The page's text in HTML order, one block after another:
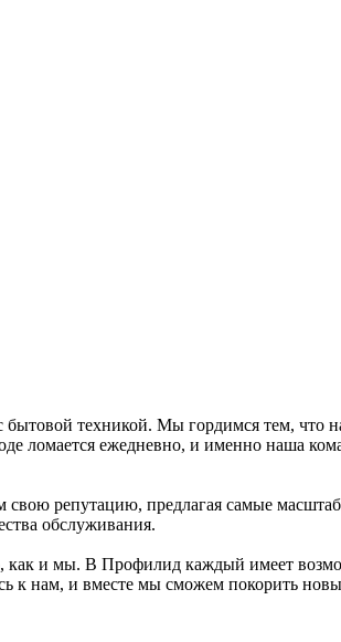
техникой. Мы гордимся тем, что
ломается ежедневно, и именно наша
репутацию, предлагая самые
обслуживания.
и мы. В Профилид каждый имеет
к нам, и вместе мы сможем покорить